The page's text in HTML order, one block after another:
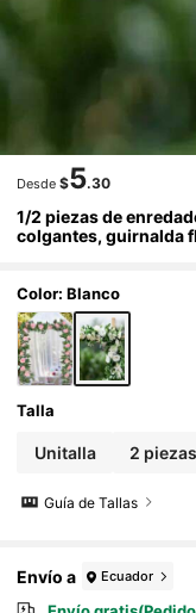
Desde $5.30
1/2 piezas de
colgantes, guirnalda
dormitorio, comedor,
ventana, jardín,
centro de mesa de
red
Color: Blanco
Talla
Unitalla 2 piezas
Guía de Tallas
Envío a Ecuador